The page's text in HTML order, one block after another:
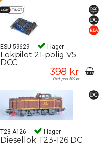
ESU 59629 I lager
Lokpilot 21-polig V5
DCC
398 kr
Ord. pris 509 kr
T23-A126 I lager
Diesellok T23-126 DC